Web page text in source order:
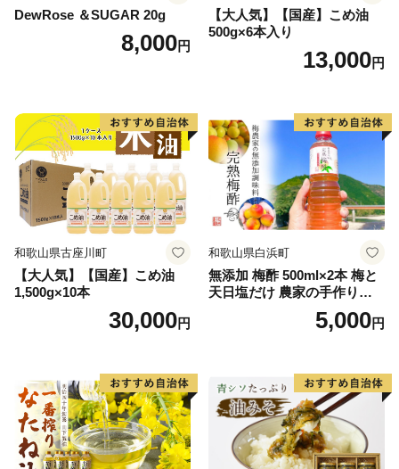
DewRose ＆SUGAR 20g
8,000円
【大人気】【国産】こめ油
500g×6本入り
13,000円
和歌山県古座川町
【大人気】【国産】こめ油
1,500g×10本
30,000円
和歌山県白浜町
無添加 梅酢 500ml×2本 梅と
天日塩だけ 農家の手作り完
5,000円